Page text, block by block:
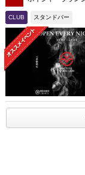
CLUB スタンドバー